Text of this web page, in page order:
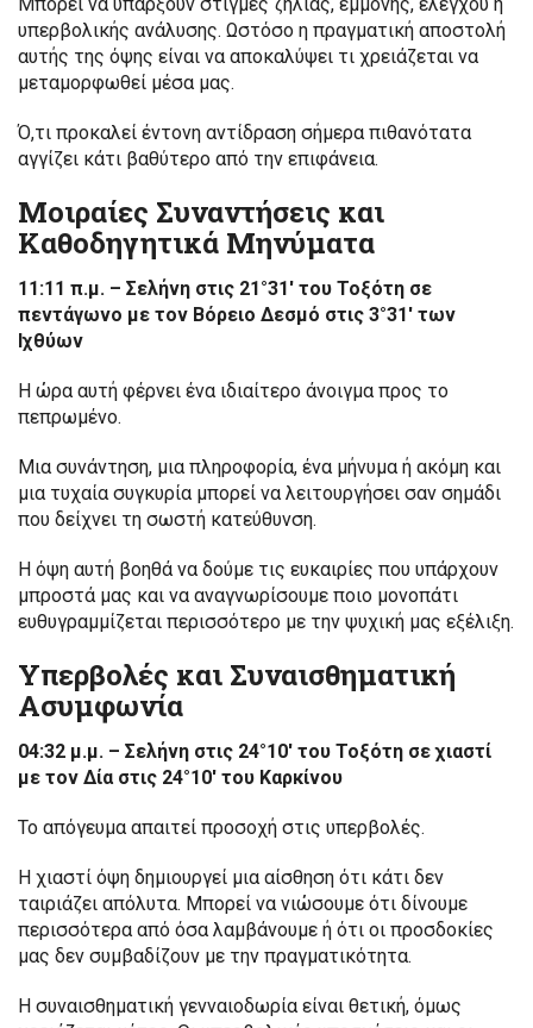
υπερβολικής ανάλυσης. Ωστόσο η πραγματική αποστολή
αυτής της όψης είναι να αποκαλύψει τι χρειάζεται να
μεταμορφωθεί μέσα μας.
Ό,τι προκαλεί έντονη αντίδραση σήμερα πιθανότατα
αγγίζει κάτι βαθύτερο από την επιφάνεια.
Μοιραίες Συναντήσεις και
Καθοδηγητικά Μηνύματα
11:11 π.μ. – Σελήνη στις 21°31′ του Τοξότη σε
πεντάγωνο με τον Βόρειο Δεσμό στις 3°31′ των
Ιχθύων
Η ώρα αυτή φέρνει ένα ιδιαίτερο άνοιγμα προς το
πεπρωμένο.
Μια συνάντηση, μια πληροφορία, ένα μήνυμα ή ακόμη και
μια τυχαία συγκυρία μπορεί να λειτουργήσει σαν σημάδι
που δείχνει τη σωστή κατεύθυνση.
Η όψη αυτή βοηθά να δούμε τις ευκαιρίες που υπάρχουν
μπροστά μας και να αναγνωρίσουμε ποιο μονοπάτι
ευθυγραμμίζεται περισσότερο με την ψυχική μας εξέλιξη.
Υπερβολές και Συναισθηματική
Ασυμφωνία
04:32 μ.μ. – Σελήνη στις 24°10′ του Τοξότη σε χιαστί
με τον Δία στις 24°10′ του Καρκίνου
Το απόγευμα απαιτεί προσοχή στις υπερβολές.
Η χιαστί όψη δημιουργεί μια αίσθηση ότι κάτι δεν
ταιριάζει απόλυτα. Μπορεί να νιώσουμε ότι δίνουμε
περισσότερα από όσα λαμβάνουμε ή ότι οι προσδοκίες
μας δεν συμβαδίζουν με την πραγματικότητα.
Η συναισθηματική γενναιοδωρία είναι θετική, όμως